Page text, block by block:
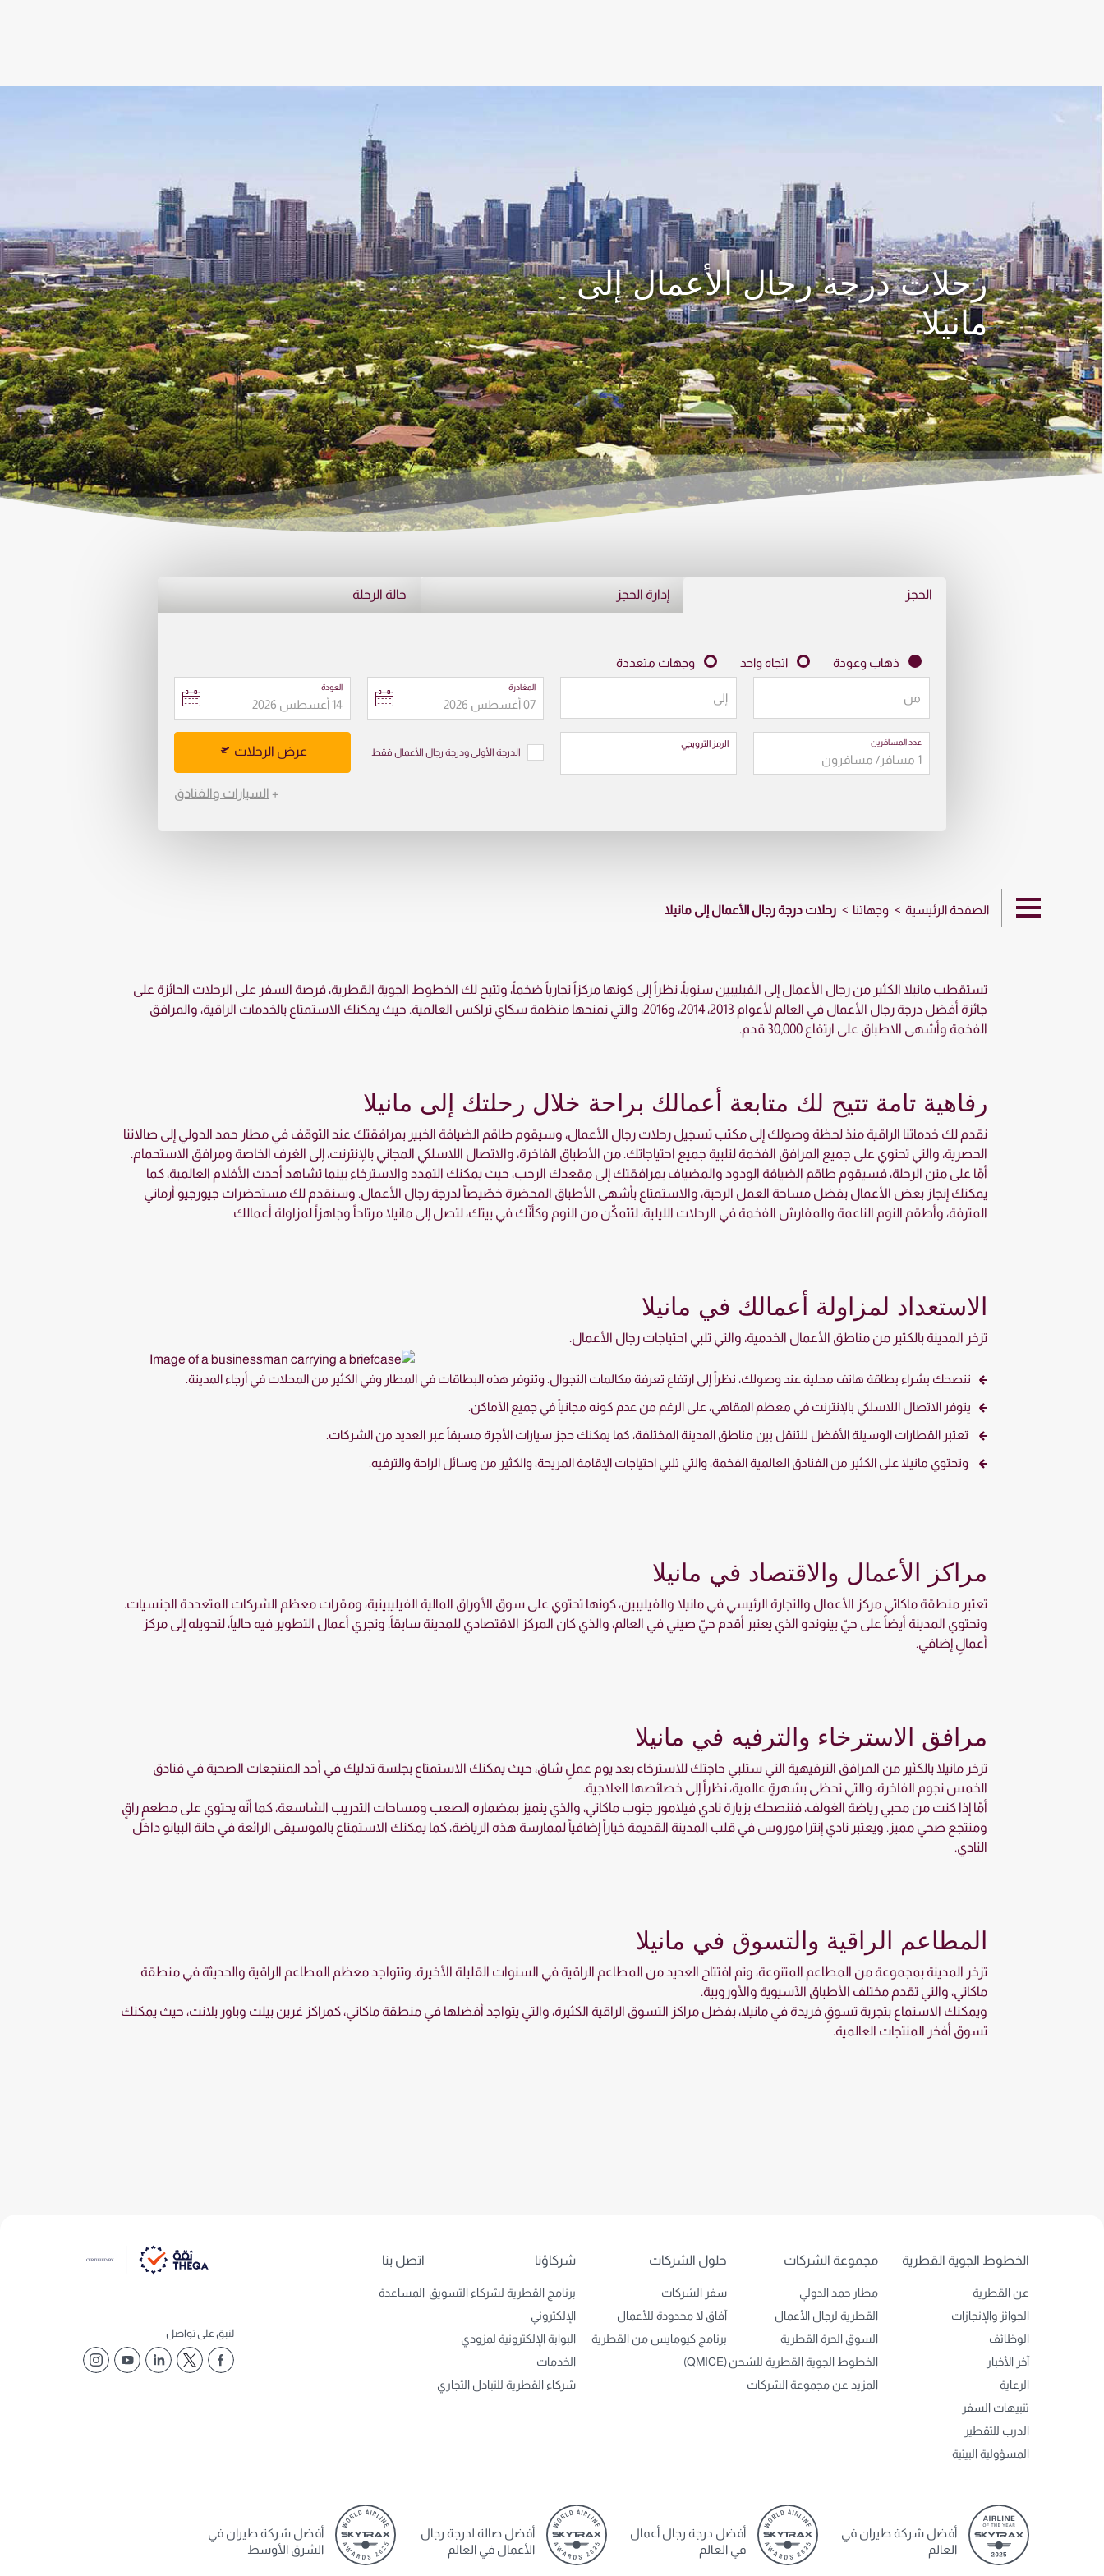
رحلات درجة رجال الأعمال إلى
مانيلا
الحجز إدارة الحجز حالة الرحلة
ذهاب وعودة اتجاه واحد وجهات متعددة
من إلى
المغادرة العودة
عدد المسافرين الرمز الترويجي
الدرجة الأولى ودرجة رجال الأعمال فقط عرض الرحلات
+ السيارات والفنادق
الصفحة الرئيسية وجهاتنا رحلات درجة رجال الأعمال إلى مانيلا
تستقطب مانيلا الكثير من رجال الأعمال إلى الفيليبين سنوياً، نظراً إلى كونها مركزاً تجارياً ضخماً، وتتيح لك الخطوط الجوية القطرية، فرصة السفر على الرحلات الحائزة على
جائزة أفضل درجة رجال الأعمال في العالم لأعوام 2013، 2014، و2016، والتي تمنحها منظمة سكاي تراكس العالمية. حيث يمكنك الاستمتاع بالخدمات الراقية، والمرافق
الفخمة وأشهى الاطباق على ارتفاع 30,000 قدم.
رفاهية تامة تتيح لك متابعة أعمالك براحة خلال رحلتك إلى مانيلا
نقدم لك خدماتنا الراقية منذ لحظة وصولك إلى مكتب تسجيل رحلات رجال الأعمال، وسيقوم طاقم الضيافة الخبير بمرافقتك عند التوقف في مطار حمد الدولي إلى صالاتنا
الحصرية، والتي تحتوي على جميع المرافق الفخمة لتلبية جميع احتياجاتك. من الأطباق الفاخرة، والاتصال اللاسلكي المجاني بالإنترنت، إلى الغرف الخاصة ومرافق الاستحمام.
أمّا على متن الرحلة، فسيقوم طاقم الضيافة الودود والمضياف بمرافقتك إلى مقعدك الرحب، حيث يمكنك التمدد والاسترخاء بينما تشاهد أحدث الأفلام العالمية، كما
يمكنك إنجاز بعض الأعمال بفضل مساحة العمل الرحبة، والاستمتاع بأشهى الأطباق المحضرة خصّيصاً لدرجة رجال الأعمال. وسنقدم لك مستحضرات جيورجيو أرماني
المترفة، وأطقم النوم الناعمة والمفارش الفخمة في الرحلات الليلية، لتتمكّن من النوم وكأنّك في بيتك، لتصل إلى مانيلا مرتاحاً وجاهزاً لمزاولة أعمالك.
الاستعداد لمزاولة أعمالك في مانيلا
تزخر المدينة بالكثير من مناطق الأعمال الخدمية، والتي تلبي احتياجات رجال الأعمال.
ننصحك بشراء بطاقة هاتف محلية عند وصولك، نظراً إلى ارتفاع تعرفة مكالمات التجوال. وتتوفر هذه البطاقات في المطار وفي الكثير من المحلات في أرجاء المدينة.
يتوفر الاتصال اللاسلكي بالإنترنت في معظم المقاهي، على الرغم من عدم كونه مجانياً في جميع الأماكن.
تعتبر القطارات الوسيلة الأفضل للتنقل بين مناطق المدينة المختلفة، كما يمكنك حجز سيارات الأجرة مسبقاً عبر العديد من الشركات.
وتحتوي مانيلا على الكثير من الفنادق العالمية الفخمة، والتي تلبي احتياجات الإقامة المريحة، والكثير من وسائل الراحة والترفيه.
مراكز الأعمال والاقتصاد في مانيلا
تعتبر منطقة ماكاتي مركز الأعمال والتجارة الرئيسي في مانيلا والفيليبين، كونها تحتوي على سوق الأوراق المالية الفيليبينية، ومقرات معظم الشركات المتعددة الجنسيات.
وتحتوي المدينة أيضاً على حيّ بينوندو الذي يعتبر أقدم حيّ صيني في العالم، والذي كان المركز الاقتصادي للمدينة سابقاً. وتجري أعمال التطوير فيه حالياً، لتحويله إلى مركز
أعمالٍ إضافي.
مرافق الاسترخاء والترفيه في مانيلا
تزخر مانيلا بالكثير من المرافق الترفيهية التي ستلبي حاجتك للاسترخاء بعد يوم عملٍ شاق، حيث يمكنك الاستمتاع بجلسة تدليك في أحد المنتجعات الصحية في فنادق
الخمس نجوم الفاخرة، والتي تحظى بشهرةٍ عالمية، نظراً إلى خصائصها العلاجية.
أمّا إذا كنت من محبي رياضة الغولف، فننصحك بزيارة نادي فيلامور جنوب ماكاتي، والذي يتميز بمضماره الصعب ومساحات التدريب الشاسعة، كما أنّه يحتوي على مطعمٍ راقٍ
ومنتجع صحي مميز. ويعتبر نادي إنترا موروس في قلب المدينة القديمة خياراً إضافياً لممارسة هذه الرياضة، كما يمكنك الاستمتاع بالموسيقى الرائعة في حانة البيانو داخل
النادي.
المطاعم الراقية والتسوق في مانيلا
تزخر المدينة بمجموعة من المطاعم المتنوعة، وتم افتتاح العديد من المطاعم الراقية في السنوات القليلة الأخيرة. وتتواجد معظم المطاعم الراقية والحديثة في منطقة
ماكاتي، والتي تقدم مختلف الأطباق الآسيوية والأوروبية.
ويمكنك الاستماع بتجربة تسوقٍ فريدة في مانيلا، بفضل مراكز التسوق الراقية الكثيرة، والتي يتواجد أفضلها في منطقة ماكاتي، كمراكز غرين بيلت وباور بلانت، حيث يمكنك
تسوق أفخر المنتجات العالمية.
الخطوط الجوية القطرية مجموعة الشركات حلول الشركات شركاؤنا اتصل بنا
عن القطرية
الجوائز والإنجازات
الوظائف
آخر الأخبار
الرعاية
تنبيهات السفر
الدرب للتقطير
المسؤولية البيئية
مطار حمد الدولي
القطرية لرجال الأعمال
السوق الحرة القطرية
الخطوط الجوية القطرية للشحن
المزيد عن مجموعة الشركات
سفر الشركات
آفاق لا محدودة للأعمال
برنامج كيومايس من القطرية
(QMICE)
برنامج القطرية لشركاء التسويق
الإلكتروني
البوابة الإلكترونية لمزودي
الخدمات
شركاء القطرية للتبادل التجاري
المساعدة
لنبق على تواصل
أفضل شركة طيران في
العالم
أفضل درجة رجال أعمال
في العالم
أفضل صالة لدرجة رجال
الأعمال في العالم
أفضل شركة طيران في
الشرق الأوسط